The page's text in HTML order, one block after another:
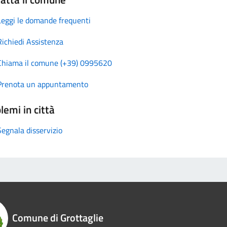
le domande frequenti
Assistenza
il comune (+39) 0995620
un appuntamento
in città
disservizio
Comune di Grottaglie